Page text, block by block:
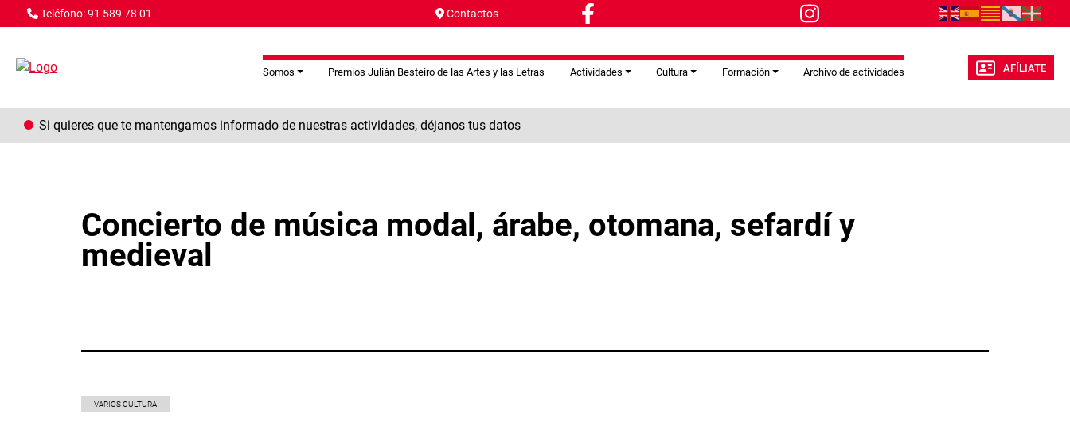
Pasar al contenido principal
Teléfono: 91 589 78 01 Contactos
Somos Premios Julián Besteiro de las Artes y las Letras Actividades Cultura Formación Archivo de actividades AFÍLIATE
Si quieres que te mantengamos informado de nuestras actividades, déjanos tus datos
Concierto de música modal, árabe, otomana, sefardí y
medieval
VARIOS CULTURA